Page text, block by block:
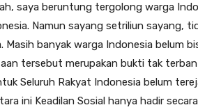
saya beruntung tergolong warga
Namun sayang setriliun sayang,
Masih banyak warga Indonesia belum
tersebut merupakan bukti tak
Seluruh Rakyat Indonesia belum
ini Keadilan Sosial hanya hadir